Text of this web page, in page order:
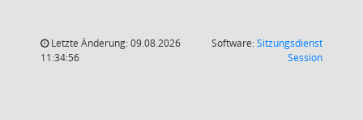
Letzte Änderung: 09.08.2026
11:34:56
Software:Sitzungsdienst
Session(Wird in